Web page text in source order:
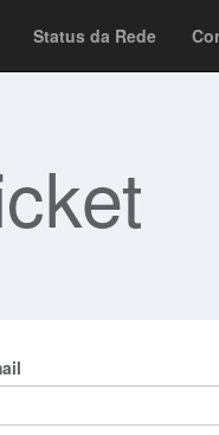
Status da Rede